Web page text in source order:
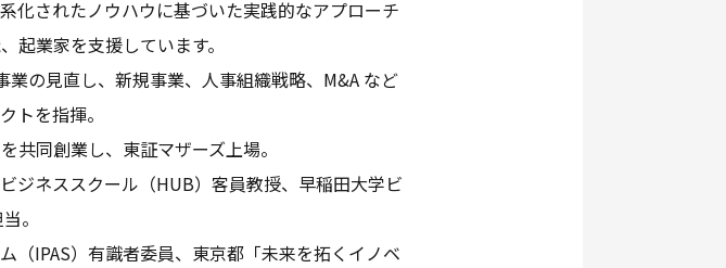
化されたノウハウに基づいた実践的なアプローチ
起業家を支援しています。
業の見直し、新規事業、人事組織戦略、M&A など
トを指揮。
共同創業し、東証マザーズ上場。
ジネススクール（HUB）客員教授、早稲田大学ビ
。
（IPAS）有識者委員、東京都「未来を拓くイノベ